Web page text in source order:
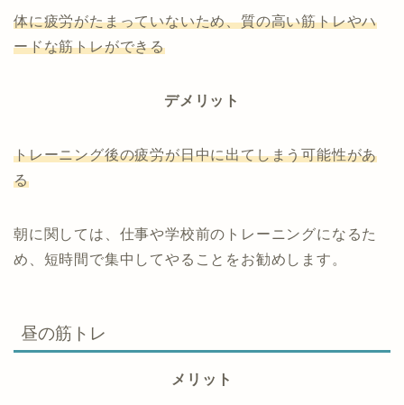
体に疲労がたまっていないため、質の高い筋トレやハ
ードな筋トレができる
デメリット
トレーニング後の疲労が日中に出てしまう可能性があ
る
朝に関しては、仕事や学校前のトレーニングになるた
め、短時間で集中してやることをお勧めします。
昼の筋トレ
メリット